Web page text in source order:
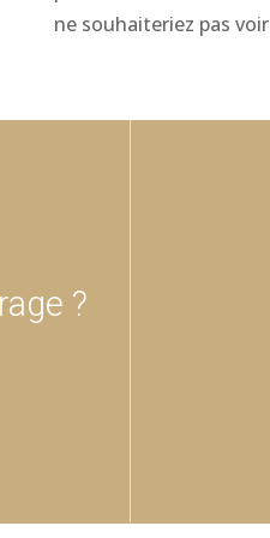
ne souhaiteriez pas
?